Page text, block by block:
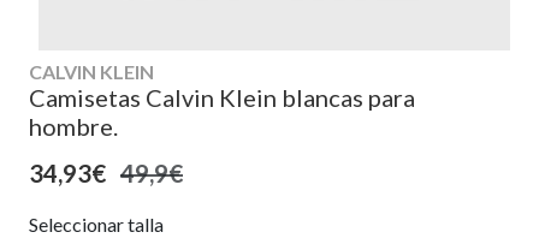
CALVIN KLEIN
Camisetas Calvin Klein blancas para
hombre.
34,93€ 49,9€
Seleccionar talla